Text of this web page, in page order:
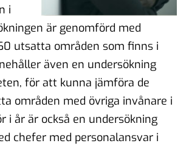
i
är genomförd med
utsatta områden som finns i
även en undersökning
för att kunna jämföra de
områden med övriga invånare i
i år är också en undersökning
chefer med personalansvar i